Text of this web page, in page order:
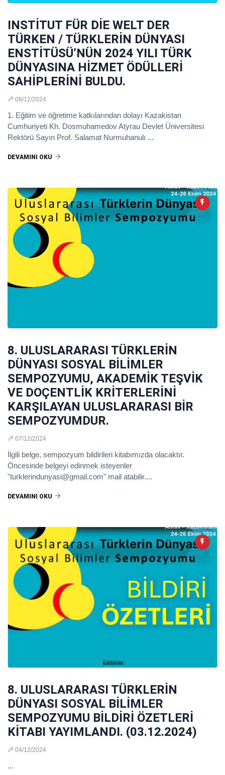
INSTİTUT FÜR DİE WELT DER
TÜRKEN / TÜRKLERİN DÜNYASI
ENSTİTÜSÜ’NÜN 2024 YILI TÜRK
DÜNYASINA HİZMET ÖDÜLLERİ
SAHİPLERİNİ BULDU.
08/12/2024
1. Eğitim ve öğretime katkılarından dolayı Kazakistan
Cumhuriyeti Kh. Dosmuhamedov Atyrau Devlet Üniversitesi
Rektörü Sayın Prof. Salamat Nurmuhanulı ...
DEVAMINI OKU
8. ULUSLARARASI TÜRKLERİN
DÜNYASI SOSYAL BİLİMLER
SEMPOZYUMU, AKADEMİK TEŞVİK
VE DOÇENTLİK KRİTERLERİNİ
KARŞILAYAN ULUSLARARASI BİR
SEMPOZYUMDUR.
07/12/2024
İlgili belge, sempozyum bildirileri kitabımızda olacaktır.
Öncesinde belgeyi edinmek isteyenler
"turklerindunyasi@gmail.com" mail atabilir....
DEVAMINI OKU
8. ULUSLARARASI TÜRKLERİN
DÜNYASI SOSYAL BİLİMLER
SEMPOZYUMU BİLDİRİ ÖZETLERİ
KİTABI YAYIMLANDI. (03.12.2024)
04/12/2024
...